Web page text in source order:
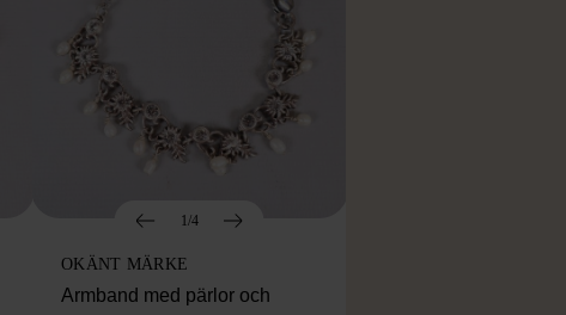
1/4
OKÄNT MÄRKE
Armband med pärlor och